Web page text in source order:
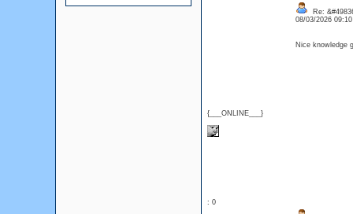
{___ONLINE___}
Re:
08/03/2026
Nice knowledge
: 0